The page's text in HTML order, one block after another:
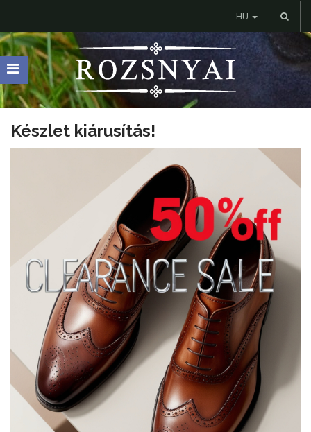
HU
Készlet kiárusítás!